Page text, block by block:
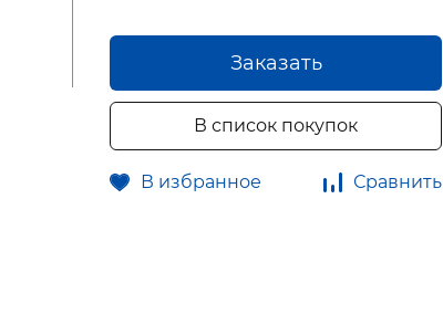
Заказать
В список покупок
В избранное Сравнить